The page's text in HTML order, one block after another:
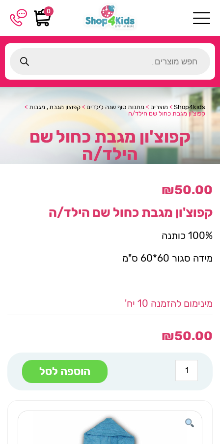
0
search
Shop4kids
> מוצרים > מתנות סוף שנה לילדים > קפוצון מגבת , מגבות >
קפוצ'ון מגבת כחול שם הילד/ה
קפוצ'ון מגבת כחול שם
הילד/ה
₪50.00
קפוצ'ון מגבת כחול שם הילד/ה
100% כותנה
מידה סגור 60*60 ס"מ
מינימום להזמנה 10 יח'
₪50.00
כמות
של
קפוצ'ון
שם
הילד/ה
הוספה לסל